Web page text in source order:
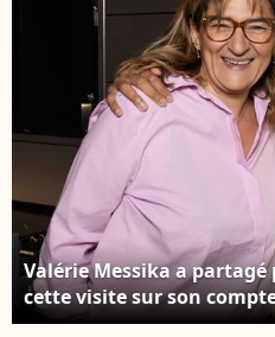
Valérie Messika a
cette visite sur son
Mbappé et Ester Exposito